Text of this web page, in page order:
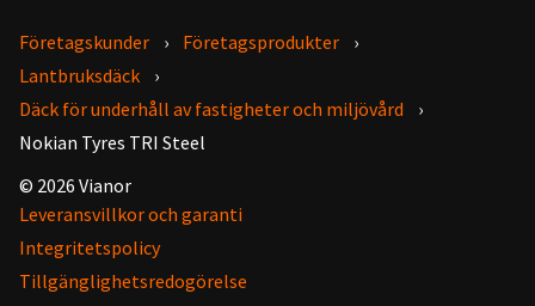
Företagskunder
Företagsprodukter
Lantbruksdäck
Däck för underhåll av fastigheter och miljövård
Nokian Tyres TRI Steel
© 2026 Vianor
Leveransvillkor och garanti
Integritetspolicy
Tillgänglighetsredogörelse